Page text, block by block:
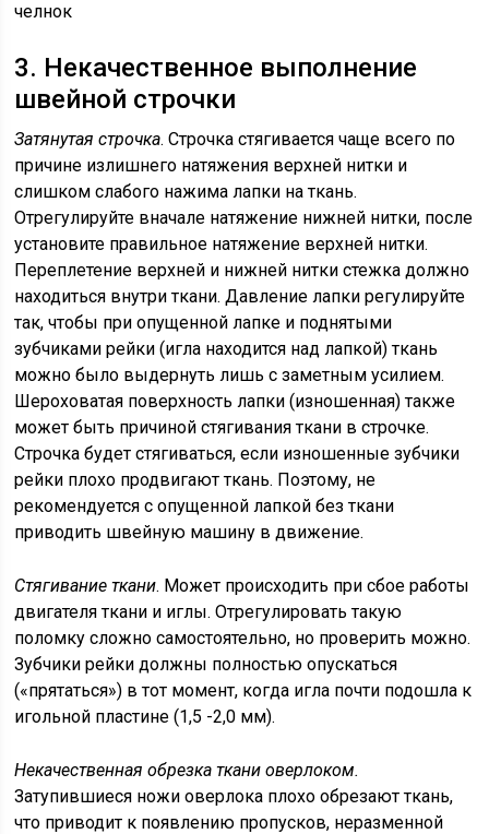
челнок
3. Некачественное выполнение
швейной строчки
Затянутая строчка. Строчка стягивается чаще всего по
причине излишнего натяжения верхней нитки и
слишком слабого нажима лапки на ткань.
Отрегулируйте вначале натяжение нижней нитки, после
установите правильное натяжение верхней нитки.
Переплетение верхней и нижней нитки стежка должно
находиться внутри ткани. Давление лапки регулируйте
так, чтобы при опущенной лапке и поднятыми
зубчиками рейки (игла находится над лапкой) ткань
можно было выдернуть лишь с заметным усилием.
Шероховатая поверхность лапки (изношенная) также
может быть причиной стягивания ткани в строчке.
Строчка будет стягиваться, если изношенные зубчики
рейки плохо продвигают ткань. Поэтому, не
рекомендуется с опущенной лапкой без ткани
приводить швейную машину в движение.
Стягивание ткани. Может происходить при сбое работы
двигателя ткани и иглы. Отрегулировать такую
поломку сложно самостоятельно, но проверить можно.
Зубчики рейки должны полностью опускаться
(«прятаться») в тот момент, когда игла почти подошла к
игольной пластине (1,5 -2,0 мм).
Некачественная обрезка ткани оверлоком.
Затупившиеся ножи оверлока плохо обрезают ткань,
что приводит к появлению пропусков, неразменной